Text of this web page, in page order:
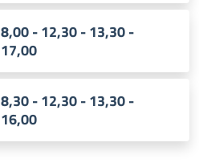
8,00 - 12,30 - 13,30 -
17,00
8,30 - 12,30 - 13,30 -
16,00